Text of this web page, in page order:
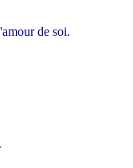
de soi.